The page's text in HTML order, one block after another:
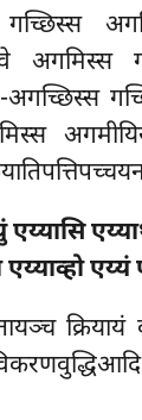
अगमिस्स
अगच्छिस्स
एय्यं
क्रियायं